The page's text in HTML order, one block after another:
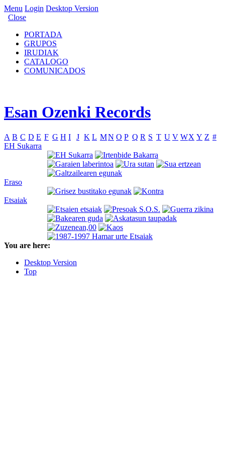
Menu Login Desktop Version
Close
PORTADA
GRUPOS
IRUDIAK
CATALOGO
COMUNICADOS
Esan Ozenki Records
A B C D E F G H I J K L MN O P Q R S T U V WX Y Z #
EH Sukarra
Eraso
Etsaiak
You are here:
Desktop Version
Top